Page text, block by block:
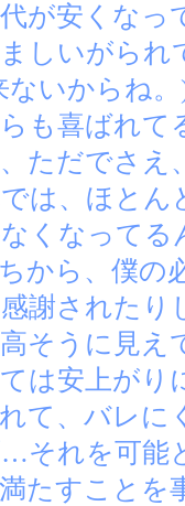
が安くなっ
しいがられ
ないからね。
も喜ばれ
ただでさえ
は、ほとん
くなって
から、僕の
謝されたり
そうに見え
は安上がり
て、バレに
それを可能
たすことを